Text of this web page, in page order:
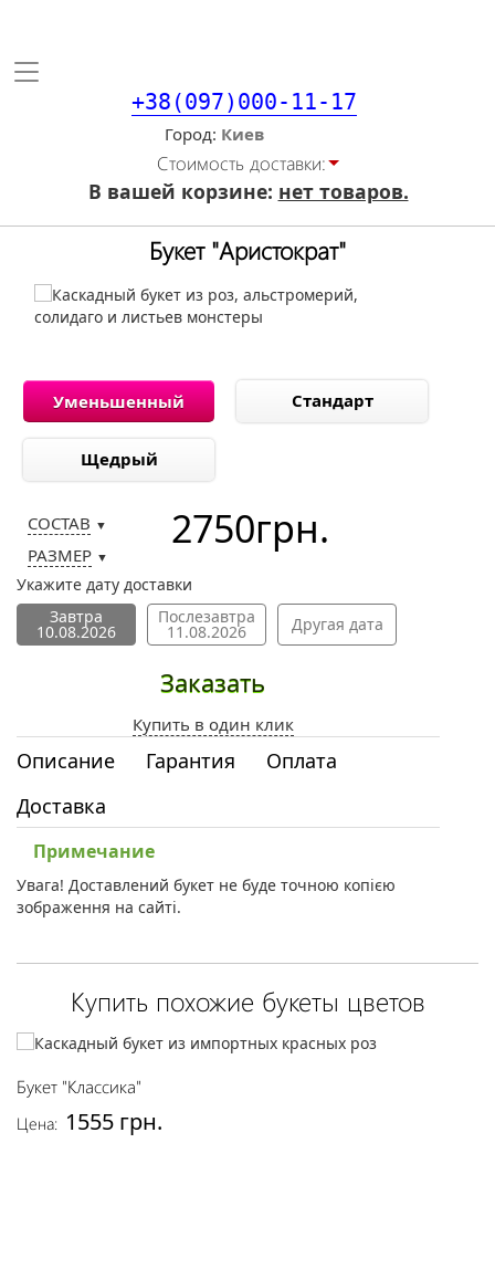
Toggle
+38(097)000-11-17
Город
Стоимость доставки:
В вашей корзине: нет товаров.
Букет "Аристократ"
Уменьшенный Стандарт
Щедрый
СОСТАВ ▼
РАЗМЕР ▼
2750грн.
Укажите дату доставки
Завтра
10.08.2026
Послезавтра
11.08.2026 Другая дата
Заказать
Купить в один клик
Описание Гарантия
Оплата
Доставка
Примечание
Увага! Доставлений букет не буде точною копією
зображення на сайті.
Купить похожие букеты цветов
Букет "Классика"
Цена: 1555 грн.